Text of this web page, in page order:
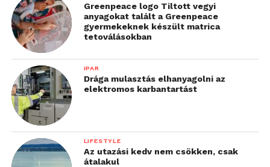
Greenpeace logo Tiltott vegyi
anyagokat talált a Greenpeace
gyermekeknek készült matrica
tetoválásokban
IPAR
Drága mulasztás elhanyagolni az
elektromos karbantartást
LIFESTYLE
Az utazási kedv nem csökken, csak
átalakul